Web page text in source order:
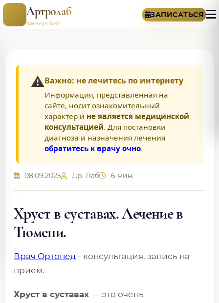
Артролаб
премиум блог
ЗАПИСАТЬСЯ
⚠️Важно: не лечитесь по интернету
Информация, представленная на
сайте, носит ознакомительный
характер и не является медицинской
консультацией. Для постановки
диагноза и назначения лечения
обратитесь к врачу очно.
08.09.2025 Др. Лаб 6 мин.
Хруст в суставах. Лечение в
Тюмени.
Врач Ортопед - консультация, запись на
прием.
Хруст в суставах — это очень